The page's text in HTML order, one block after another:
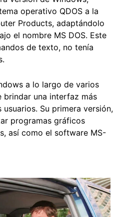
operativo QDOS a la
Products, adaptándolo
el nombre MS DOS. Este
de texto, no tenía
a lo largo de varios
brindar una interfaz más
Su primera versión,
programas gráficos
así como el software MS-